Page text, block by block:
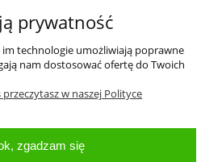
Pomoc
prywatność
technologie umożliwiają poprawne
nam dostosować ofertę do Twoich
w naszej Polityce
zgadzam się